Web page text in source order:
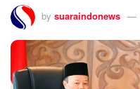
by suaraindonews